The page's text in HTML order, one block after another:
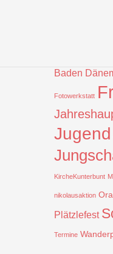
Baden
Fotowerkstatt
Jugend
KircheKunterbunt
nikolausaktion
Plätzlefest
Termine